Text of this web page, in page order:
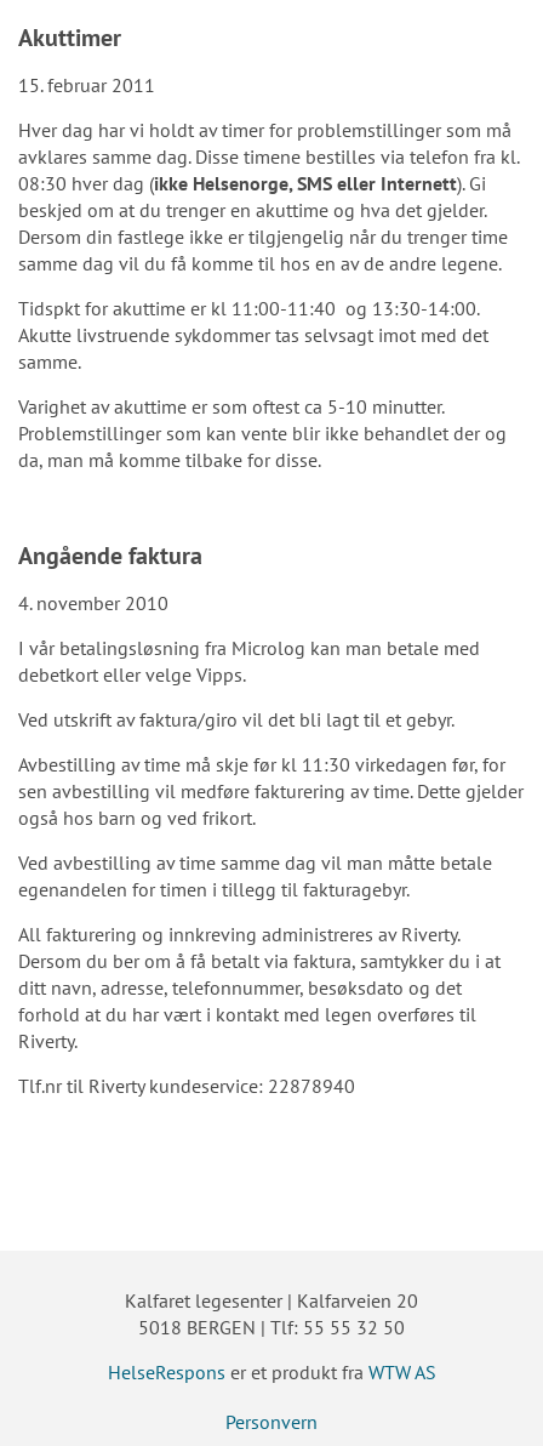
Akuttimer
15. februar 2011
Hver dag har vi holdt av timer for problemstillinger som må
avklares samme dag. Disse timene bestilles via telefon fra kl.
08:30 hver dag (ikke Helsenorge, SMS eller Internett). Gi
beskjed om at du trenger en akuttime og hva det gjelder.
Dersom din fastlege ikke er tilgjengelig når du trenger time
samme dag vil du få komme til hos en av de andre legene.
Tidspkt for akuttime er kl 11:00-11:40 og 13:30-14:00.
Akutte livstruende sykdommer tas selvsagt imot med det
samme.
Varighet av akuttime er som oftest ca 5-10 minutter.
Problemstillinger som kan vente blir ikke behandlet der og
da, man må komme tilbake for disse.
Angående faktura
4. november 2010
I vår betalingsløsning fra Microlog kan man betale med
debetkort eller velge Vipps.
Ved utskrift av faktura/giro vil det bli lagt til et gebyr.
Avbestilling av time må skje før kl 11:30 virkedagen før, for
sen avbestilling vil medføre fakturering av time. Dette gjelder
også hos barn og ved frikort.
Ved avbestilling av time samme dag vil man måtte betale
egenandelen for timen i tillegg til fakturagebyr.
All fakturering og innkreving administreres av Riverty.
Dersom du ber om å få betalt via faktura, samtykker du i at
ditt navn, adresse, telefonnummer, besøksdato og det
forhold at du har vært i kontakt med legen overføres til
Riverty.
Tlf.nr til Riverty kundeservice: 22878940
Kalfaret legesenter | Kalfarveien 20
5018 BERGEN | Tlf: 55 55 32 50
HelseRespons er et produkt fra WTW AS
Personvern